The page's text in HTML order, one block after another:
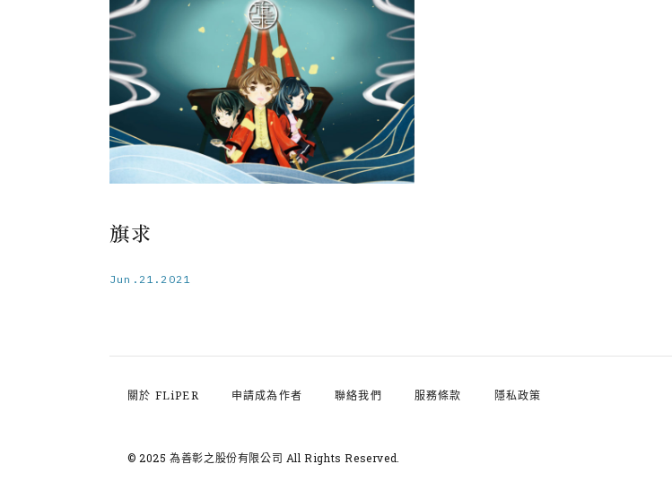
旗求
Jun.21.2021
關於 FLiPER 申請成為作者 聯絡我們 服務條款 隱私政策
© 2025 為善彰之股份有限公司 All Rights Reserved.